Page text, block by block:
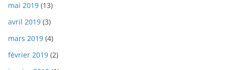
mai 2019 (13)
avril 2019 (3)
mars 2019 (4)
février 2019 (2)